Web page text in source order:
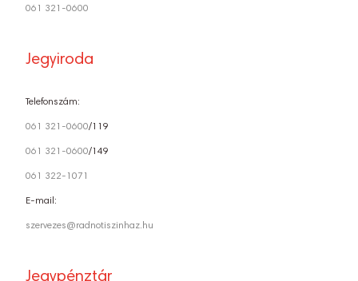
061 321-0600
Jegyiroda
Telefonszám:
061 321-0600/119
061 321-0600/149
061 322-1071
E-mail:
szervezes@radnotiszinhaz.hu
Jegypénztár